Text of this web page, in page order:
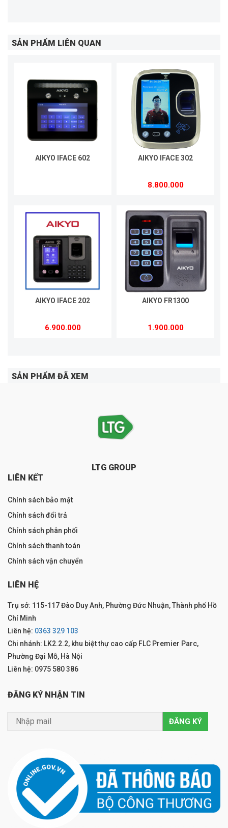
SẢN PHẨM LIÊN QUAN
AIKYO IFACE 602 AIKYO IFACE 302
8.800.000
AIKYO IFACE 202
6.900.000
AIKYO FR1300
1.900.000
SẢN PHẨM ĐÃ XEM
LTG GROUP
LIÊN KẾT
Chính sách bảo mật
Chính sách đổi trả
Chính sách phân phối
Chính sách thanh toán
Chính sách vận chuyển
LIÊN HỆ
Trụ sở: 115-117 Đào Duy Anh, Phường Đức Nhuận, Thành phố Hồ
Chí Minh
Liên hệ: 0363 329 103
Chi nhánh: LK2.2.2, khu biệt thự cao cấp FLC Premier Parc,
Phường Đại Mỗ, Hà Nội
Liên hệ: 0975 580 386
ĐĂNG KÝ NHẬN TIN